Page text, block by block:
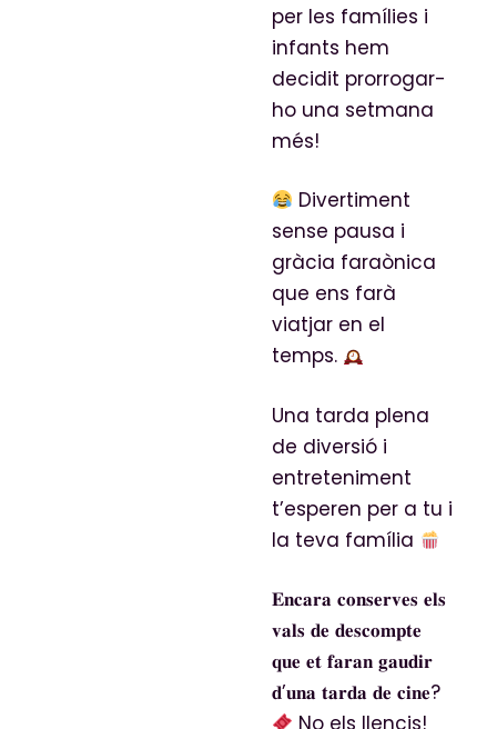
per les famílies i
infants hem
decidit prorrogar-
ho una setmana
més!
Divertiment
sense pausa i
gràcia faraònica
que ens farà
viatjar en el
temps.
Una tarda plena
de diversió i
entreteniment
t’esperen per a tu i
la teva família
𝐄𝐧𝐜𝐚𝐫𝐚 𝐜𝐨𝐧𝐬𝐞𝐫𝐯𝐞𝐬 𝐞𝐥𝐬
𝐯𝐚𝐥𝐬 𝐝𝐞 𝐝𝐞𝐬𝐜𝐨𝐦𝐩𝐭𝐞
𝐪𝐮𝐞 𝐞𝐭 𝐟𝐚𝐫𝐚𝐧 𝐠𝐚𝐮𝐝𝐢𝐫
𝐝’𝐮𝐧𝐚 𝐭𝐚𝐫𝐝𝐚 𝐝𝐞 𝐜𝐢𝐧𝐞?